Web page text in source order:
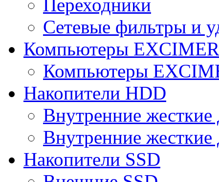
Переходники
Сетевые фильтры и
Компьютеры
Компьютеры
Накопители HDD
Внутренние
Внутренние
Накопители SSD